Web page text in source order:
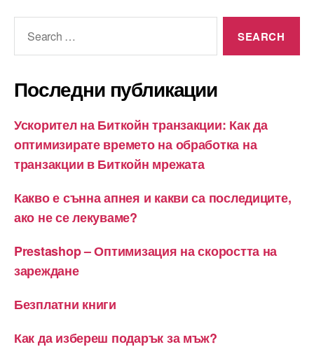
Последни публикации
Ускорител на Биткойн транзакции: Как да
оптимизирате времето на обработка на
транзакции в Биткойн мрежата
Какво е сънна апнея и какви са последиците,
ако не се лекуваме?
Prestashop – Оптимизация на скоростта на
зареждане
Безплатни книги
Как да избереш подарък за мъж?